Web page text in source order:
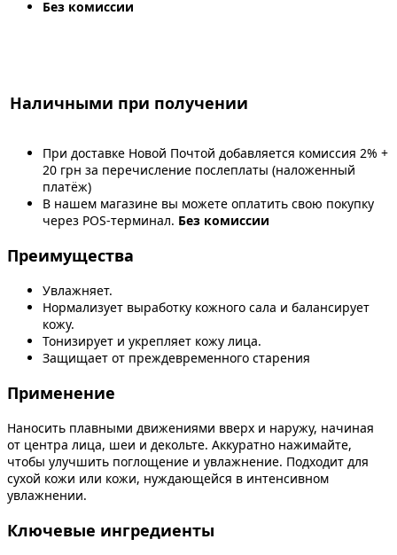
Без комиссии
Наличными при получении
При доставке Новой Почтой добавляется комиссия 2% +
20 грн за перечисление послеплаты (наложенный
платёж)
В нашем магазине вы можете оплатить свою покупку
через POS-терминал. Без комиссии
Преимущества
Увлажняет.
Нормализует выработку кожного сала и балансирует
кожу.
Тонизирует и укрепляет кожу лица.
Защищает от преждевременного старения
Применение
Наносить плавными движениями вверх и наружу, начиная
от центра лица, шеи и декольте. Аккуратно нажимайте,
чтобы улучшить поглощение и увлажнение. Подходит для
сухой кожи или кожи, нуждающейся в интенсивном
увлажнении.
Ключевые ингредиенты